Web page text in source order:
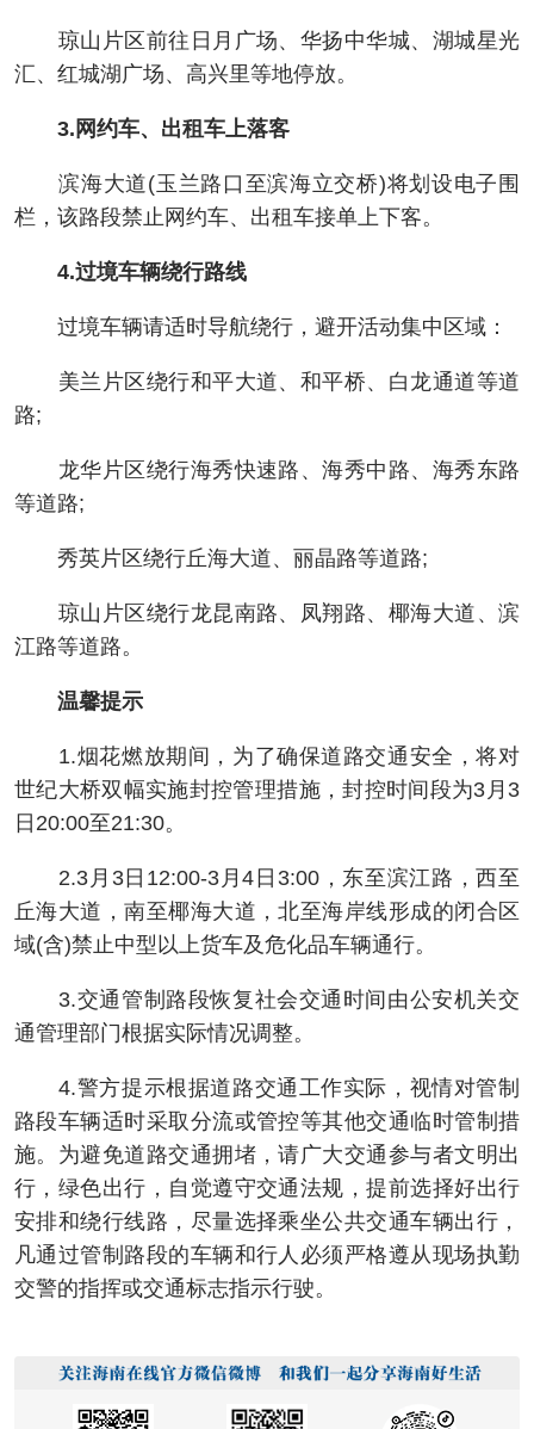
琼山片区前往日月广场、华扬中华城、湖城星光
汇、红城湖广场、高兴里等地停放。
3.网约车、出租车上落客
滨海大道(玉兰路口至滨海立交桥)将划设电子围
栏，该路段禁止网约车、出租车接单上下客。
4.过境车辆绕行路线
过境车辆请适时导航绕行，避开活动集中区域：
美兰片区绕行和平大道、和平桥、白龙通道等道
路;
龙华片区绕行海秀快速路、海秀中路、海秀东路
等道路;
秀英片区绕行丘海大道、丽晶路等道路;
琼山片区绕行龙昆南路、凤翔路、椰海大道、滨
江路等道路。
温馨提示
1.烟花燃放期间，为了确保道路交通安全，将对
世纪大桥双幅实施封控管理措施，封控时间段为3月3
日20:00至21:30。
2.3月3日12:00-3月4日3:00，东至滨江路，西至
丘海大道，南至椰海大道，北至海岸线形成的闭合区
域(含)禁止中型以上货车及危化品车辆通行。
3.交通管制路段恢复社会交通时间由公安机关交
通管理部门根据实际情况调整。
4.警方提示根据道路交通工作实际，视情对管制
路段车辆适时采取分流或管控等其他交通临时管制措
施。为避免道路交通拥堵，请广大交通参与者文明出
行，绿色出行，自觉遵守交通法规，提前选择好出行
安排和绕行线路，尽量选择乘坐公共交通车辆出行，
凡通过管制路段的车辆和行人必须严格遵从现场执勤
交警的指挥或交通标志指示行驶。